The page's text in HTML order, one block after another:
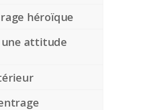
héroïque
une attitude